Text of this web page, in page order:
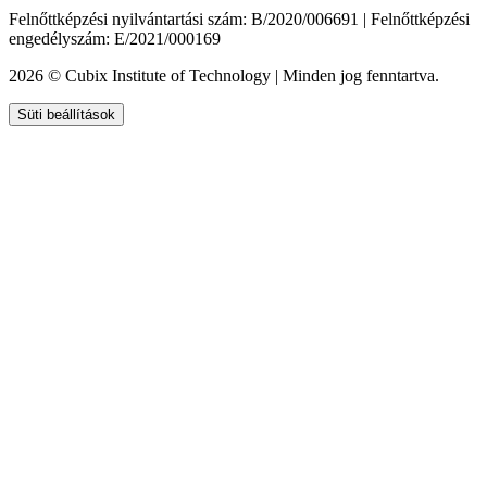
Felnőttképzési nyilvántartási szám: B/2020/006691 | Felnőttképzési
engedélyszám: E/2021/000169
2026 © Cubix Institute of Technology | Minden jog fenntartva.
Süti beállítások